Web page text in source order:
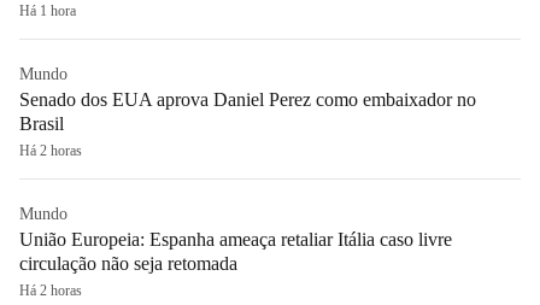
Há 1 hora
Mundo
Senado dos EUA aprova Daniel Perez como embaixador no
Brasil
Há 2 horas
Mundo
União Europeia: Espanha ameaça retaliar Itália caso livre
circulação não seja retomada
Há 2 horas